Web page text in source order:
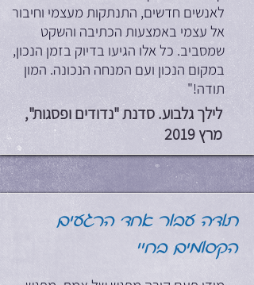
לאנשים חדשים, התנתקות מעצמי וחיבור
אל עצמי באמצעות הכתיבה והשקט
שמסביב. כל אלו הגיעו בדיוק בזמן הנכון,
במקום הנכון ועם המנחה הנכונה. המון
תודה!"
לילך גלבוע. סדנת "נדודים ופסגות",
מרץ 2019
תודה עבור אחד הרגעים
הקסומים בחיי